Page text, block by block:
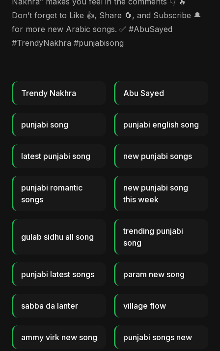
Don’t forget to Like 👍, Share 🔄, and Subscribe 🔔
for more new Arabic songs. ✅ #AbuSayed
#TrendyNakhra #punjabisong
Trendy Nakhra Abu Sayed
punjabi song punjabi english song
latest punjabi song new punjabi songs
punjabi romantic
songs
new punjabi song
this week
gulab sidhu all song
trending punjabi
song
punjabi latest songs param new song
sabba da lanter village flow
ammy virk new song punjabi songs new